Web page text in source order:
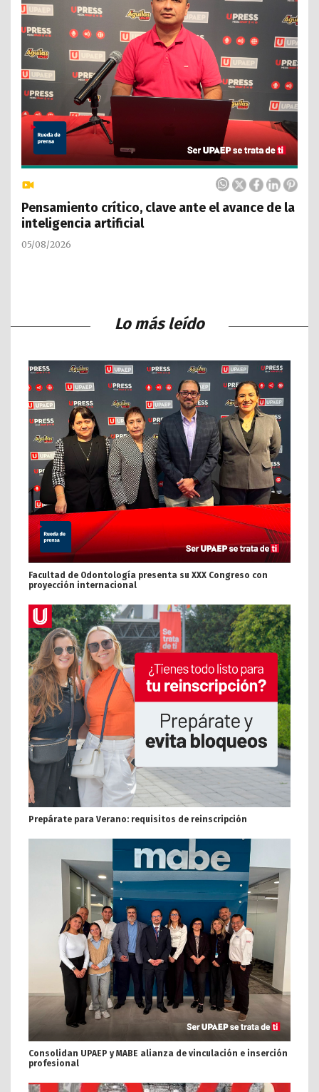
Pensamiento crítico, clave ante el avance de la
inteligencia artificial
05/08/2026
Lo más leído
Facultad de Odontología presenta su XXX Congreso con
proyección internacional
Prepárate para Verano: requisitos de reinscripción
Consolidan UPAEP y MABE alianza de vinculación e inserción
profesional